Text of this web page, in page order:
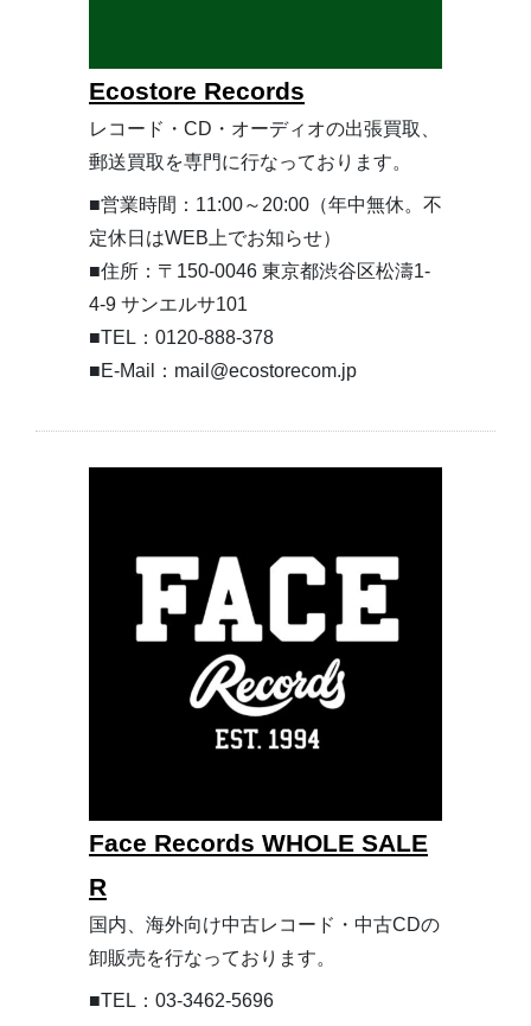
Ecostore Records
レコード・CD・オーディオの出張買取、
郵送買取を専門に行なっております。
■営業時間：11:00～20:00（年中無休。不
定休日はWEB上でお知らせ）
■住所：〒150-0046 東京都渋谷区松濤1-
4-9 サンエルサ101
■TEL：0120-888-378
■E-Mail：mail@ecostorecom.jp
Face Records WHOLE SALE
R
国内、海外向け中古レコード・中古CDの
卸販売を行なっております。
■TEL：03-3462-5696